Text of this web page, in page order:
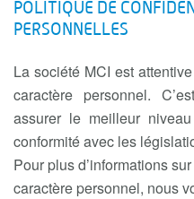
POLITIQUE DE
PERSONNELLES
La société MCI est
caractère personnel.
assurer le meilleur
conformité avec les
Pour plus d’informations
caractère personnel, nous